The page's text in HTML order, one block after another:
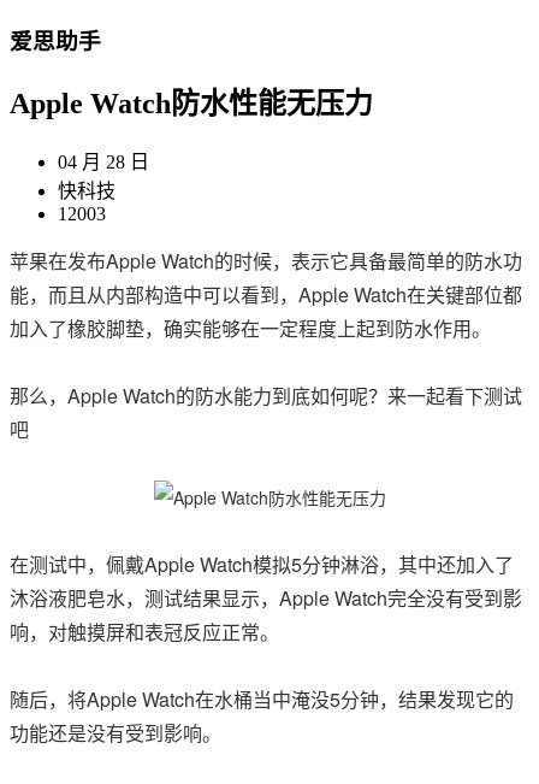
爱思助手
Apple Watch防水性能无压力
04 月 28 日
快科技
12003
苹果在发布Apple Watch的时候，表示它具备最简单的防水功
能，而且从内部构造中可以看到，Apple Watch在关键部位都
加入了橡胶脚垫，确实能够在一定程度上起到防水作用。
那么，Apple Watch的防水能力到底如何呢？来一起看下测试
吧
在测试中，佩戴Apple Watch模拟5分钟淋浴，其中还加入了
沐浴液肥皂水，测试结果显示，Apple Watch完全没有受到影
响，对触摸屏和表冠反应正常。
随后，将Apple Watch在水桶当中淹没5分钟，结果发现它的
功能还是没有受到影响。